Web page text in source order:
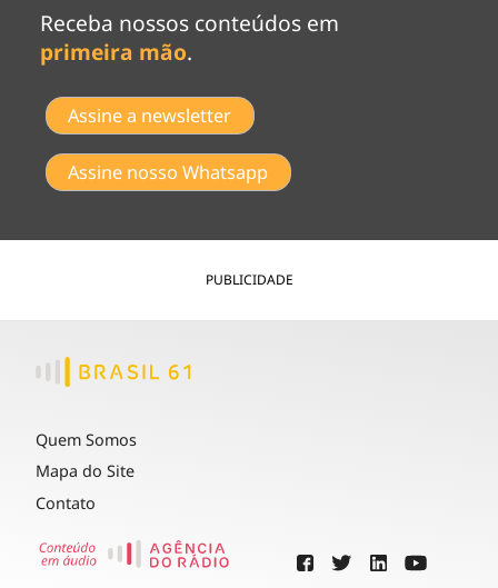
Receba nossos conteúdos em
primeira mão.
Assine a newsletter
Assine nosso Whatsapp
PUBLICIDADE
Quem Somos
Mapa do Site
Contato